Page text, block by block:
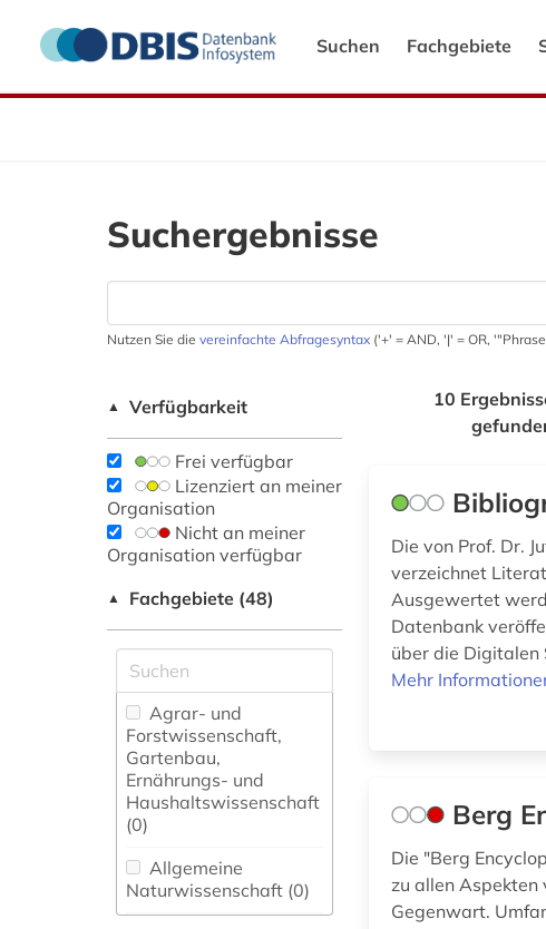
Suchen Fachgebiete
Suchergebnisse
Nutzen Sie die vereinfachte Abfragesyntax ('+' = AND, '|' = OR,
▲ Verfügbarkeit
Frei verfügbar
Lizenziert an meiner
Organisation
Nicht an meiner
Organisation verfügbar
▲ Fachgebiete (48)
Agrar- und
Forstwissenschaft,
Gartenbau,
Ernährungs- und
Haushaltswissenschaft
(0)
Allgemeine
Naturwissenschaft (0)
10
Die von Prof. Dr.
verzeichnet
Ausgewertet
Datenbank
über die Digitalen
Mehr
Berg
Die "Berg
zu allen Aspekten
Gegenwart.